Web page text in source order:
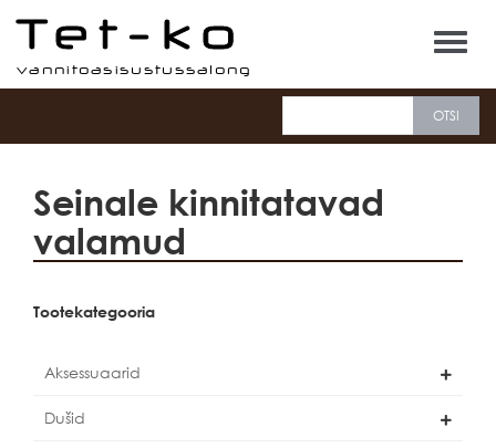
Tet-ko
Seinale kinnitatavad
valamud
Tootekategooria
Aksessuaarid
Dušid